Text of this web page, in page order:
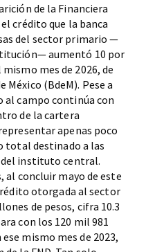
de la Financiera
crédito que la banca
del sector primario —
aumentó 10 por
mes de 2026, de
México (BdeM). Pese a
al campo continúa con
de la cartera
apenas poco
total destinado a las
del instituto central.
al concluir mayo de este
otorgada al sector
de pesos, cifra 10.3
con los 120 mil 981
mismo mes de 2023,